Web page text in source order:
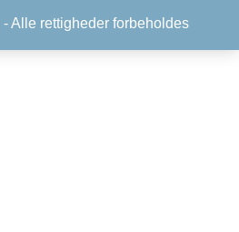
- Alle rettigheder forbeholdes